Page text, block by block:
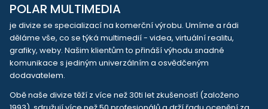
POLAR MULTIMEDIA
je divize se specializací na komerční výrobu. Umíme a rádi
děláme vše, co se týká multimedií - videa, virtuální realitu,
grafiky, weby. Našim klientům to přináší výhodu snadné
komunikace s jediným univerzálním a osvědčeným
dodavatelem.
Obě naše divize těží z více než 30ti let zkušeností (založeno